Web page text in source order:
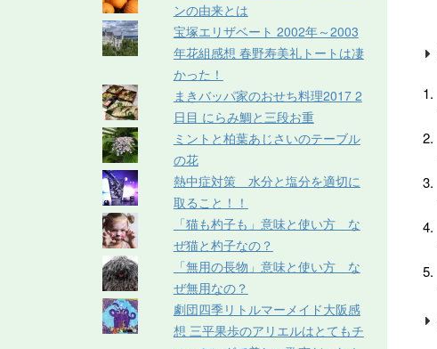
ンの由来とは
宝塚エリザベート 2002年～2003
年花組感想 春野寿美礼トートは凄
かった！
まきバッパ家のおせち料理2017 2
日目 にらみ鯛と三段お重
ミントと柏葉あじさいのテーブル
の花
熱中症対策 水分と塩分を適切に
取ること！！
「猫も杓子も」意味と使い方 な
ぜ猫と杓子なの？
「無用の長物」意味と使い方 な
ぜ無用なの？
劇団四季リトルマーメイド大阪感
想 三平果歩のアリエルはとてもチ